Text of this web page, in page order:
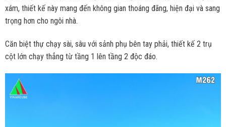
xám, thiết kế này mang đến không gian thoáng đãng, hiện đại và sang
trọng hơn cho ngôi nhà.
Căn biệt thự chạy sài, sâu với sảnh phụ bên tay phải, thiết kế 2 trụ
cột lớn chạy thẳng từ tầng 1 lên tầng 2 độc đáo.